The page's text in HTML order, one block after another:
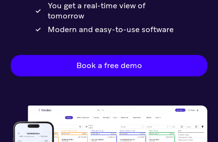
You get a real-time view of
tomorrow
Modern and easy-to-use software
Book a free demo